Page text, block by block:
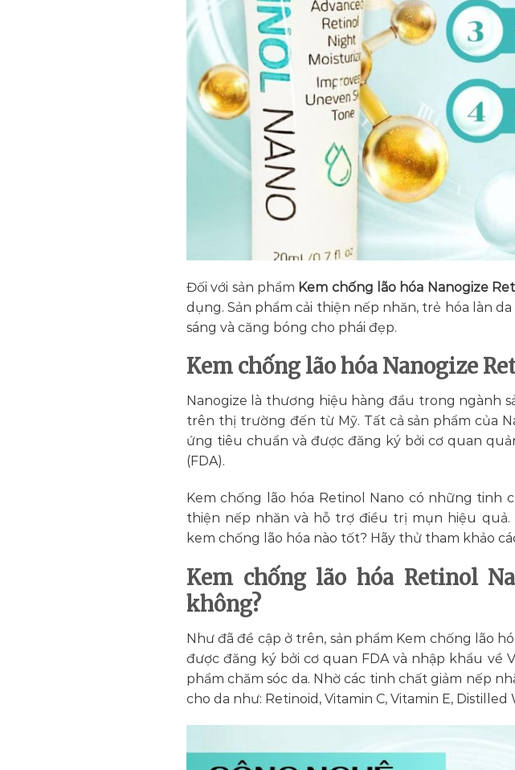
Đối với sản phẩm Kem chống lão hóa Nanogize
dụng. Sản phẩm cải thiện nếp nhăn, trẻ hóa làn
sáng và căng bóng cho phái đẹp.
Kem chống lão hóa Nanogize
Nanogize là thương hiệu hàng đầu trong ngành
trên thị trường đến từ Mỹ. Tất cả sản phẩm của
ứng tiêu chuẩn và được đăng ký bởi cơ quan
(FDA).
Kem chống lão hóa Retinol Nano có những tinh
thiện nếp nhăn và hỗ trợ điều trị mụn hiệu
kem chống lão hóa nào tốt? Hãy thử tham khảo
Kem chống lão hóa Retinol
không?
Như đã đề cập ở trên, sản phẩm Kem chống lão
được đăng ký bởi cơ quan FDA và nhập khẩu về
phẩm chăm sóc da. Nhờ các tinh chất giảm nếp
cho da như: Retinoid, Vitamin C, Vitamin E, Distilled